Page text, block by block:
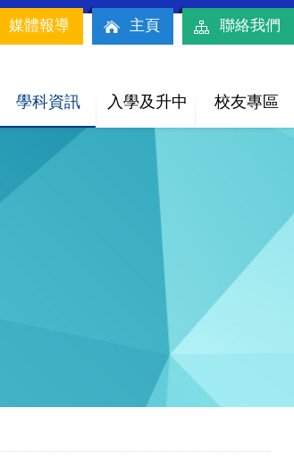
媒體報導 主頁 聯絡我們
學科資訊 入學及升中 校友專區